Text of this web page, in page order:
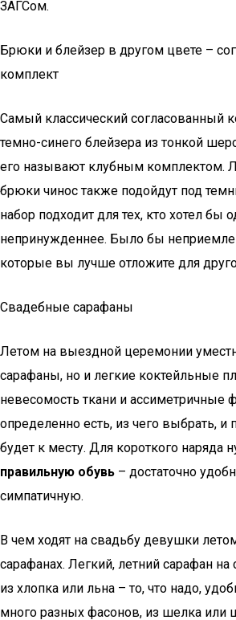
ЗАГСом.
Брюки и блейзер в другом цвете –
комплект
Самый классический согласованный
темно-синего блейзера из тонкой
его называют клубным комплектом.
брюки чинос также подойдут под
набор подходит для тех, кто хотел бы
непринужденнее. Было бы
которые вы лучше отложите для
Свадебные сарафаны
Летом на выездной церемонии
сарафаны, но и легкие коктейльные
невесомость ткани и ассиметричные
определенно есть, из чего выбрать, и
будет к месту. Для короткого наряда
правильную обувь – достаточно
симпатичную.
В чем ходят на свадьбу девушки
сарафанах. Легкий, летний сарафан на
из хлопка или льна – то, что надо,
много разных фасонов, из шелка или